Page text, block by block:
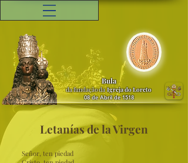
Bula
da fundação da Igreja do Loreto
08 de Abril de 1518
Letanías de la Virgen
Señor, ten piedad